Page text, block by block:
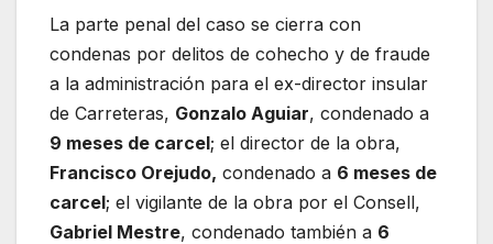
La parte penal del caso se cierra con
condenas por delitos de cohecho y de fraude
a la administración para el ex-director insular
de Carreteras, Gonzalo Aguiar, condenado a
9 meses de carcel; el director de la obra,
Francisco Orejudo, condenado a 6 meses de
carcel; el vigilante de la obra por el Consell,
Gabriel Mestre, condenado también a 6